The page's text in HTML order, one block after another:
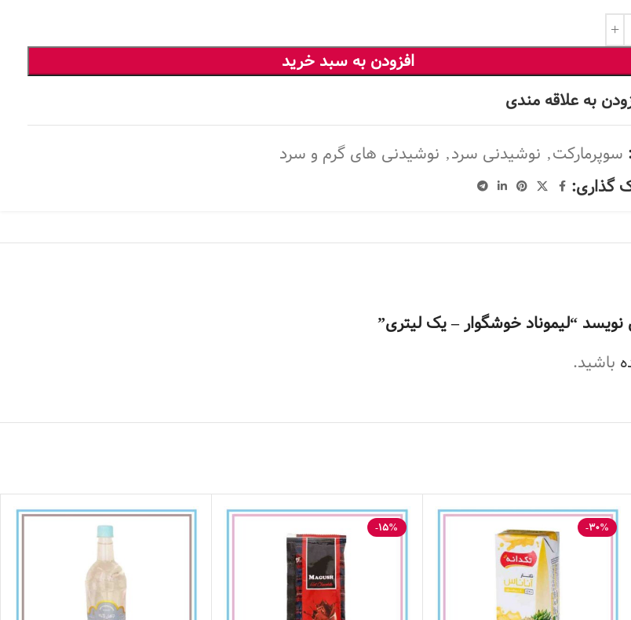
افزودن به سبد خرید
به علاقه مندی
سوپرمارکت, نوشیدنی سرد, نوشیدنی های گرم و سرد
گذاری:
“لیموناد خوشگوار – یک لیتری”
باشید.
-30%
-15%